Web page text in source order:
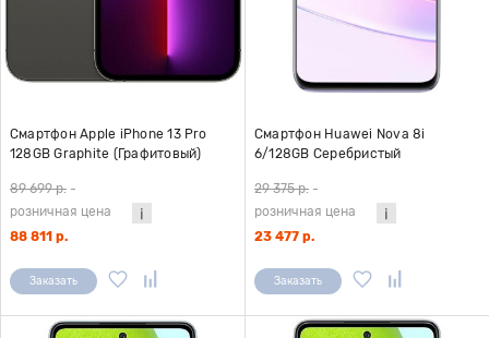
Смартфон Apple iPhone 13 Pro
128GB Graphite (Графитовый)
89 699 р. -
розничная цена
88 811 р.
Заказать
Смартфон Huawei Nova 8i
6/128GB Серебристый
29 375 р. -
розничная цена
23 477 р.
Заказать